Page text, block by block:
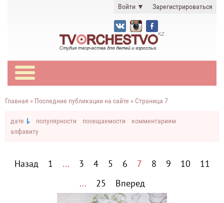
Войти ▼ Зарегистрироваться
Главная » Последние публикации на сайте » Страница 7
дате популярности посещаемости
комментариям
алфавиту
Назад 1 ... 3 4 5 6 7 8 9 10
11
...
25 Вперед